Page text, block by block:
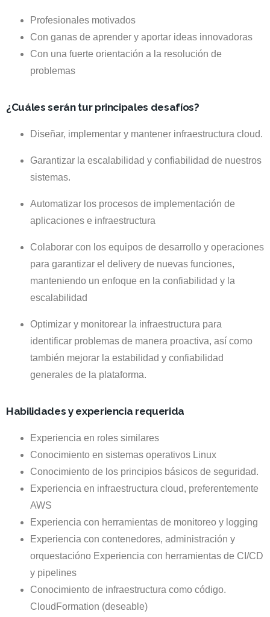
Profesionales motivados
Con ganas de aprender y aportar ideas innovadoras
Con una fuerte orientación a la resolución de
problemas
¿Cuáles serán tur principales desafíos?
Diseñar, implementar y mantener infraestructura cloud.
Garantizar la escalabilidad y confiabilidad de nuestros
sistemas.
Automatizar los procesos de implementación de
aplicaciones e infraestructura
Colaborar con los equipos de desarrollo y operaciones
para garantizar el delivery de nuevas funciones,
manteniendo un enfoque en la confiabilidad y la
escalabilidad
Optimizar y monitorear la infraestructura para
identificar problemas de manera proactiva, así como
también mejorar la estabilidad y confiabilidad
generales de la plataforma.
Habilidades y experiencia requerida
Experiencia en roles similares
Conocimiento en sistemas operativos Linux
Conocimiento de los principios básicos de seguridad.
Experiencia en infraestructura cloud, preferentemente
AWS
Experiencia con herramientas de monitoreo y logging
Experiencia con contenedores, administración y
orquestacióno Experiencia con herramientas de CI/CD
y pipelines
Conocimiento de infraestructura como código.
CloudFormation (deseable)